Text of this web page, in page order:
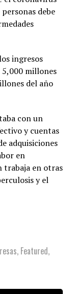
debe
ingresos
5,000 millones
del año
con un
y cuentas
adquisiciones
en
trabaja en otras
y el
, Featured,